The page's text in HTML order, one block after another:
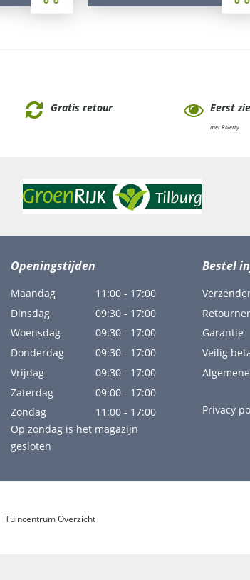
Gratis retour Eerst
met Riverty
Openingstijden
Maandag
11:00 - 17:00
Dinsdag
09:30 - 17:00
Woensdag
09:30 - 17:00
Donderdag
09:30 - 17:00
Vrijdag
09:30 - 17:00
Zaterdag
09:00 - 17:00
Zondag
11:00 - 17:00
Op zondag is het magazijn
gesloten
Bestel
Garantie
Veilig
Privacy
Tuincentrum Overzicht